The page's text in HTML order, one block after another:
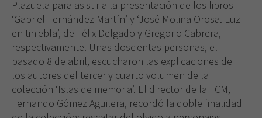
Plazuela para asistir a la presentación de los libros
‘Gabriel Fernández Martín’ y ‘José Molina Orosa. Luz
en tiniebla’, de Félix Delgado y Gregorio Cabrera,
respectivamente. Unas doscientas personas, el
pasado 8 de abril, escucharon las explicaciones de
los autores del tercer y cuarto volumen de la
colección ‘Islas de memoria’. El director de la FCM,
Fernando Gómez Aguilera, recordó la doble finalidad